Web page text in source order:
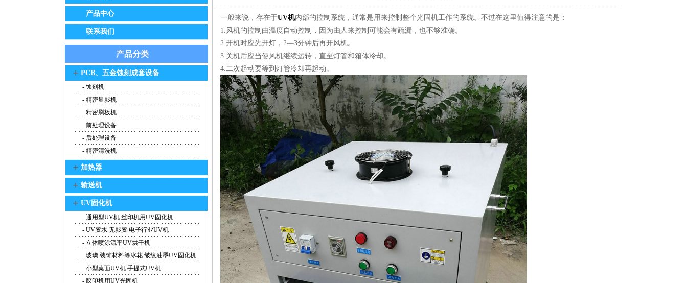
产品中心
联系我们
产品分类
+ PCB、五金蚀刻成套设备
- 蚀刻机
- 精密显影机
- 精密刷板机
- 前处理设备
- 后处理设备
- 精密清洗机
+ 加热器
+ 输送机
+ UV固化机
- 通用型UV机 丝印机用UV固化机
- UV胶水 无影胶 电子行业UV机
- 立体喷涂流平UV烘干机
- 玻璃 装饰材料等冰花 皱纹油墨UV固化机
- 小型桌面UV机 手提式UV机
- 胶印机用UV光固机
一般来说，存在于UV机内部的控制系统，通常是用来控制整个光固机工作的系统。不过在这里值得注意的是：
1.风机的控制由温度自动控制，因为由人来控制可能会有疏漏，也不够准确。
2.开机时应先开灯，2—3分钟后再开风机。
3.关机后应当使风机继续运转，直至灯管和箱体冷却。
4.二次起动要等到灯管冷却再起动。